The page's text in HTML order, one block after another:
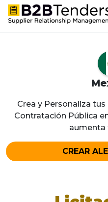
Crea y Personaliza
Contratación Pública
aumenta
CREAR